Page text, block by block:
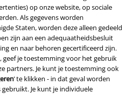
op onze website, op sociale
Als gegevens worden
Staten, worden deze alleen gedeeld
zijn aan een adequaatheidsbesluit
en naar behoren gecertificeerd zijn.
geef je toestemming voor het gebruik
partners. Je kunt je toestemming ook
’ te klikken - in dat geval worden
Je kunt je individuele